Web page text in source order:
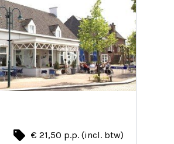
local_offer € 21,50 p.p. (incl. btw)